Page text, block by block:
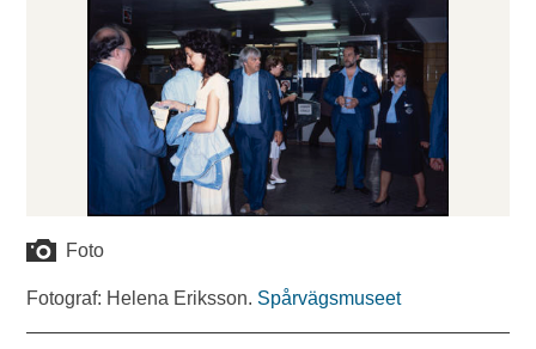
Foto
Fotograf: Helena Eriksson. Spårvägsmuseet